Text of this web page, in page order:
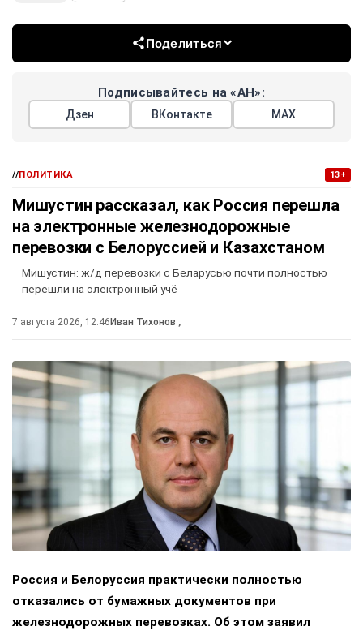
Поделиться
Подписывайтесь на «АН»:
Дзен ВКонтакте МАХ
//ПОЛИТИКА 13+
Мишустин рассказал, как Россия перешла
на электронные железнодорожные
перевозки с Белоруссией и Казахстаном
Мишустин: ж/д перевозки с Беларусью почти полностью
перешли на электронный учё
7 августа 2026, 12:46 Иван Тихонов ,
Россия и Белоруссия практически полностью
отказались от бумажных документов при
железнодорожных перевозках. Об этом заявил